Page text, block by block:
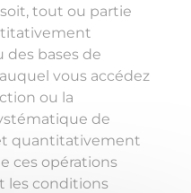
tout ou partie
bases de
vous accédez
ou la
de
quantitativement
ces opérations
les conditions